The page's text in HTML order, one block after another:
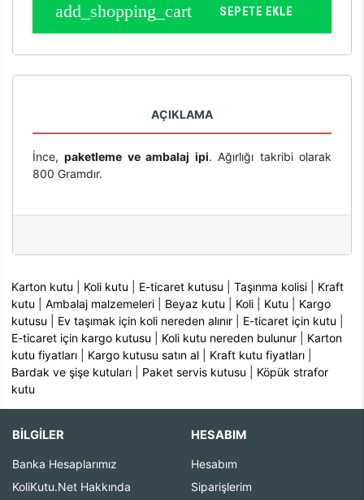
SEPETE EKLE
AÇIKLAMA
İnce,paketleme ve ambalaj ipi. Ağırlığı takribi olarak
800 Gramdır.
Karton kutu Koli kutu E-ticaret kutusu |Taşınma kolisi
Kraft
kutu |Ambalaj malzemeleri Beyaz kutu Koli Kutu
Kargo
kutusu
Ev taşımak için koli nereden alınır E-ticaret için kutu
E-ticaret için kargo kutusu
Koli kutu nereden bulunur
Karton
kutu fiyatları
Kargo kutusu satın al Kraft kutu fiyatları
Bardak ve şişe kutuları
Paket servis kutusu
Köpük strafor
kutu
BİLGİLER
Banka Hesaplarımız
KoliKutu.Net Hakkında
HESABIM
Hesabım
Siparişlerim